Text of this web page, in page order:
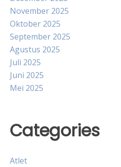
November 2025
Oktober 2025
September 2025
Agustus 2025
Juli 2025
Juni 2025
Mei 2025
Categories
Atlet